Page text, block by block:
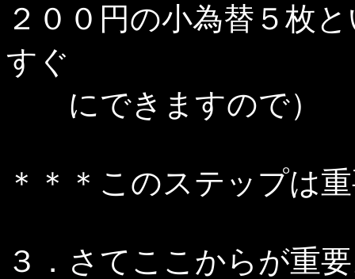
２００円の小為替５枚
すぐ
にできますので）
＊＊＊このステップは
３．さてここからが重